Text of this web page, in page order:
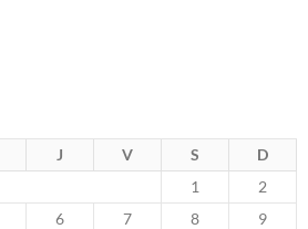
J V S
D
1
2
6 7 8
9